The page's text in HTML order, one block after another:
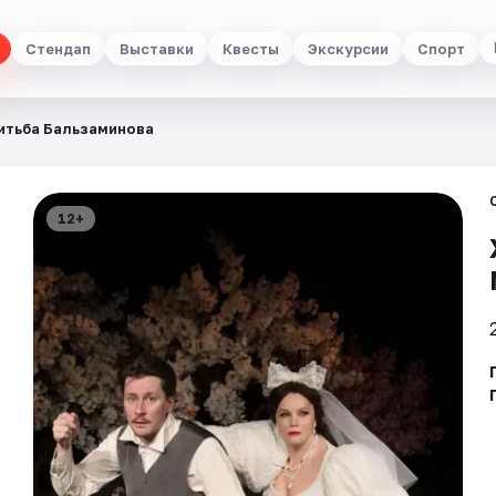
Стендап Выставки Квесты Экскурсии Спорт
Бальзаминова
12+